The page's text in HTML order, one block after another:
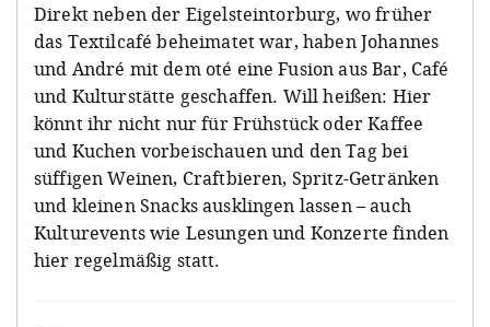
Direkt neben der Eigelsteintorburg, wo früher
das Textilcafé beheimatet war, haben Johannes
und André mit dem oté eine Fusion aus Bar, Café
und Kulturstätte geschaffen. Will heißen: Hier
könnt ihr nicht nur für Frühstück oder Kaffee
und Kuchen vorbeischauen und den Tag bei
süffigen Weinen, Craftbieren, Spritz-Getränken
und kleinen Snacks ausklingen lassen – auch
Kulturevents wie Lesungen und Konzerte finden
hier regelmäßig statt.